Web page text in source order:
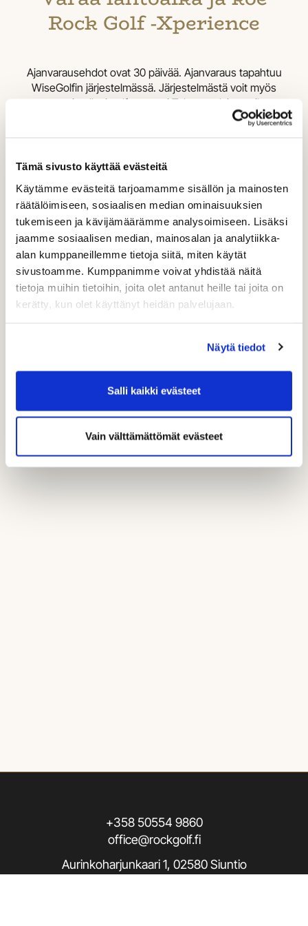
Tämä sivusto käyttää evästeitä
Käytämme evästeitä tarjoamamme sisällön ja mainosten
räätälöimiseen, sosiaalisen median ominaisuuksien
tukemiseen ja kävijämäärämme analysoimiseen. Lisäksi
jaamme sosiaalisen median, mainosalan ja analytiikka-
alan kumppaneillemme tietoja siitä, miten käytät
sivustoamme. Kumppanimme voivat yhdistää näitä
tietoja muihin tietoihin, joita olet antanut heille tai joita on
kerätty, kun olet käyttänyt heidän palvelujaan.
Näytä tiedot
Salli kaikki evästeet
Vain välttämättömät evästeet
Rock Golf -Xperience
Ajanvarausehdot ovat 30 päivää. Ajanvaraus tapahtuu
WiseGolfin järjestelmässä. Järjestelmästä voit myös
varata itsellesi golfauton tai Takomon lainamailat
Tervetuloa mullistamaan käsityksesi par3-kentistä.
Lisätietoja tai kysymyksiä?
office@rockgolf.fi
+358 50554 9860
Varaa lähtöaikasi
Takaisin etusivulle
Yleisesittely
+358 50554 9860
office@rockgolf.fi
Aurinkoharjunkaari 1, 02580 Siuntio